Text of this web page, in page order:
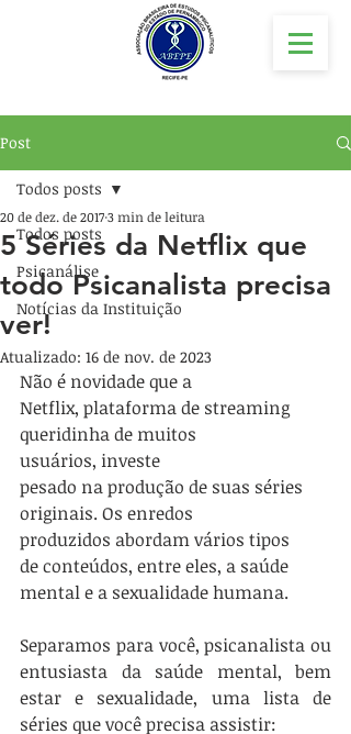
Post
Todos posts
Psicanálise
Notícias da Instituição
Todos posts
5 Séries da Netflix que
todo Psicanalista precisa
ver!
20 de dez. de 20173 min de leitura
Atualizado: 16 de nov. de 2023
Não é novidade que a
Netflix, plataforma de streaming
queridinha de muitos
usuários, investe
pesado na produção de suas séries
originais. Os enredos
produzidos abordam vários tipos
de conteúdos, entre eles, a saúde
mental e a sexualidade humana.
Separamos para você, psicanalista ou
entusiasta da saúde mental, bem
estar e sexualidade, uma lista de
séries que você precisa assistir: